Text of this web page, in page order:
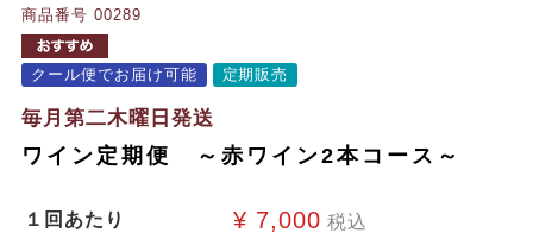
商品番号 00289
クール便でお届け可能 定期販売
毎月第二木曜日発送
ワイン定期便 ～赤ワイン2本コース～
１回あたり ¥ 7,000 税込